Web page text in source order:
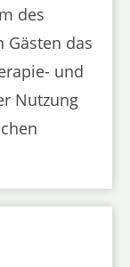
des
Gästen das
und
Nutzung